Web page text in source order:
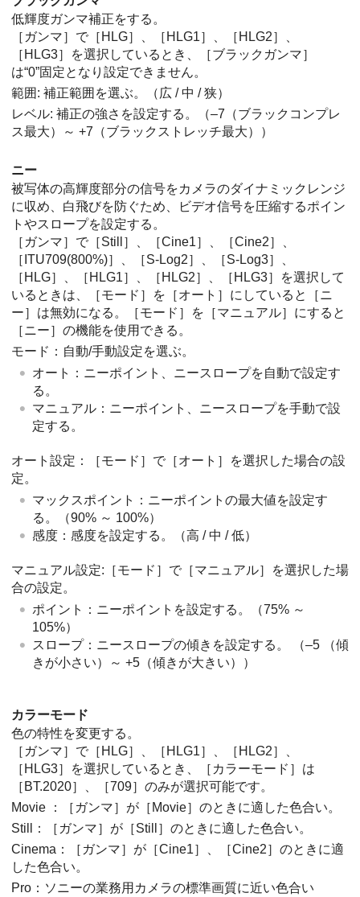
低輝度ガンマ補正をする。
［ガンマ］ で ［HLG］ ［HLG1］ ［HLG2］
［HLG3］
を選択しているとき、
［ブラックガンマ］
は“0”固定となり設定できません。
範囲: 補正範囲を選ぶ。（広 / 中 / 狭）
レベル: 補正の強さを設定する。（–7（ブラックコンプレ
ス最大）～ +7（ブラックストレッチ最大））
ニー
被写体の高輝度部分の信号をカメラのダイナミックレンジ
に収め、白飛びを防ぐため、ビデオ信号を圧縮するポイン
トやスロープを設定する。
［ガンマ］ で ［Still］ ［Cine1］ ［Cine2］
［ITU709(800%)］
［S-Log2］ ［S-Log3］
［HLG］
［HLG1］ ［HLG2］ ［HLG3］
を選択して
いるときは、
［モード］ を ［オート］ にしていると
［ニ
ー］ は無効になる。 ［モード］ を ［マニュアル］ にすると
［ニー］ の機能を使用できる。
モード ：自動/手動設定を選ぶ。
オート
：ニーポイント、ニースロープを自動で設定す
る。
マニュアル ：ニーポイント、ニースロープを手動で設
定する。
オート設定 ： ［モード ］ で ［オート］
を選択した場合の設
定。
マックスポイント
：ニーポイントの最大値を設定す
る。（90% ～ 100%）
感度 ：感度を設定する。（高 /中 /低）
マニュアル設定: ［モード］ で ［マニュアル］
を選択した場
合の設定。
ポイント
：ニーポイントを設定する。（75% ～
105%）
スロープ：ニースロープの傾きを設定する。 （–5 （傾
きが小さい）～ +5（傾きが大きい））
カラーモード
色の特性を変更する。
［ガンマ］ で ［HLG］ ［HLG1］ ［HLG2］
［HLG3］
を選択しているとき、 ［カラーモード］ は
［BT.2020］
［709］ のみが選択可能です。
Movie ：
［ガンマ］ が ［Movie］ のときに適した色合い。
Still：
［ガンマ］ が ［Still］ のときに適した色合い。
Cinema：
［ガンマ］ が ［Cine1］ ［Cine2］ のときに適
した色合い。
Pro：ソニーの業務用カメラの標準画質に近い色合い